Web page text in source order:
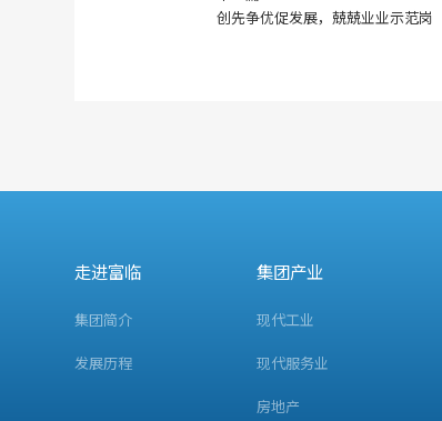
创先争优促发展，兢兢业业示范岗
走进富临
集团简介
发展历程
集团产业
现代工业
现代服务业
房地产